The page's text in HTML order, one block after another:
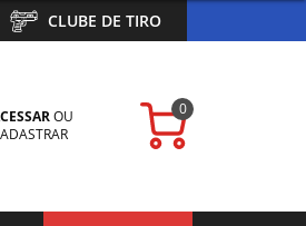
CLUBE DE TIRO
OU
0